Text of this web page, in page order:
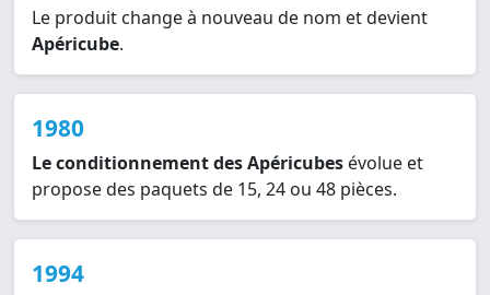
Le produit change à nouveau de nom et devient
Apéricube.
1980
Le conditionnement des Apéricubes évolue et
propose des paquets de 15, 24 ou 48 pièces.
1994